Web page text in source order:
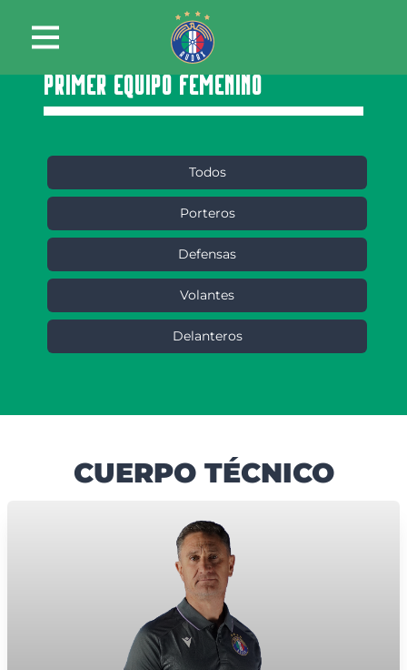
PRIMER EQUIPO FEMENINO
Todos
Porteros
Defensas
Volantes
Delanteros
CUERPO TÉCNICO